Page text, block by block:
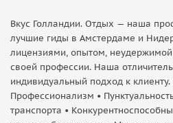
Вкус Голландии. Отдых — наша
лучшие гиды в Амстердаме и
лицензиями, опытом,
своей профессии. Наша
индивидуальный подход к
Профессионализм •
транспорта •